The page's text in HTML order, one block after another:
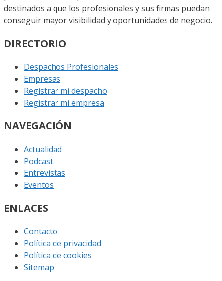
destinados a que los profesionales y sus firmas puedan
conseguir mayor visibilidad y oportunidades de negocio.
DIRECTORIO
Despachos Profesionales
Empresas
Registrar mi despacho
Registrar mi empresa
NAVEGACIÓN
Actualidad
Podcast
Entrevistas
Eventos
ENLACES
Contacto
Política de privacidad
Política de cookies
Sitemap